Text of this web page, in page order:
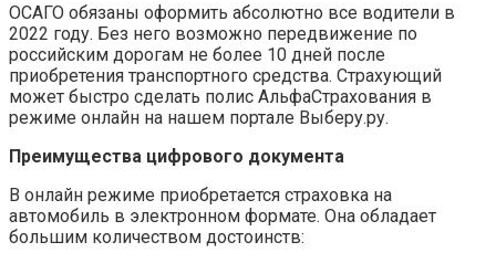
ОСАГО обязаны оформить абсолютно все водители в
2022 году. Без него возможно передвижение по
российским дорогам не более 10 дней после
приобретения транспортного средства. Страхующий
может быстро сделать полис АльфаСтрахования в
режиме онлайн на нашем портале Выберу.ру.
Преимущества цифрового документа
В онлайн режиме приобретается страховка на
автомобиль в электронном формате. Она обладает
большим количеством достоинств: